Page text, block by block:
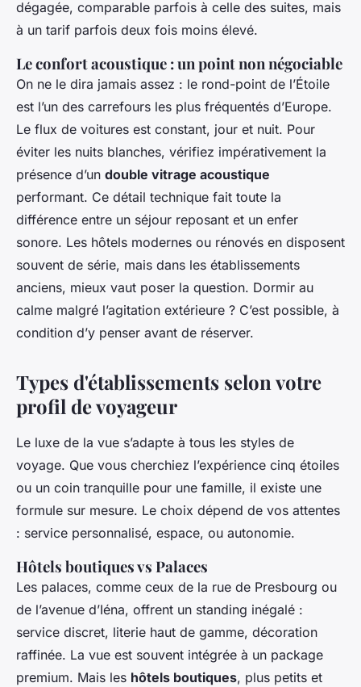
dégagée, comparable parfois à celle des suites, mais
à un tarif parfois deux fois moins élevé.
Le confort acoustique : un point non négociable
On ne le dira jamais assez : le rond-point de l’Étoile
est l’un des carrefours les plus fréquentés d’Europe.
Le flux de voitures est constant, jour et nuit. Pour
éviter les nuits blanches, vérifiez impérativement la
présence d’un double vitrage acoustique
performant. Ce détail technique fait toute la
différence entre un séjour reposant et un enfer
sonore. Les hôtels modernes ou rénovés en disposent
souvent de série, mais dans les établissements
anciens, mieux vaut poser la question. Dormir au
calme malgré l’agitation extérieure ? C’est possible, à
condition d’y penser avant de réserver.
Types d'établissements selon votre
profil de voyageur
Le luxe de la vue s’adapte à tous les styles de
voyage. Que vous cherchiez l’expérience cinq étoiles
ou un coin tranquille pour une famille, il existe une
formule sur mesure. Le choix dépend de vos attentes
: service personnalisé, espace, ou autonomie.
Hôtels boutiques vs Palaces
Les palaces, comme ceux de la rue de Presbourg ou
de l’avenue d’Iéna, offrent un standing inégalé :
service discret, literie haut de gamme, décoration
raffinée. La vue est souvent intégrée à un package
premium. Mais les hôtels boutiques, plus petits et